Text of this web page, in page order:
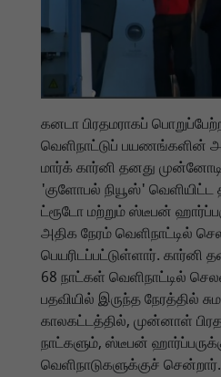
கனடா பிரதமராகப்
வெளிநாட்டுப் பயணங்களின்
மார்க் கார்னி தனது
'குளோபல் நியூஸ்' வெளியிட்ட
ட்ரூடோ மற்றும் ஸ்டீபன்
அதிக நேரம் வெளிநாட்டில்
பெயரிடப்பட்டுள்ளார். கார்னி
68 நாட்கள் வெளிநாட்டில்
பதவியில் இருந்த நேரத்தில்
காலகட்டத்தில், முன்னாள்
நாட்களும், ஸ்டீபன்
வெளிநாடுகளுக்குச் சென்றார்.